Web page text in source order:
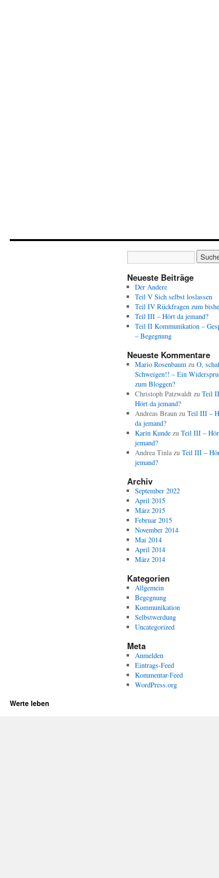
Neueste Beiträge
Der Andere
Teil V Sich selbst loslassen
Teil IV Rückfragen zum
Teil III – Hört da jemand?
Teil II Kommunikation –
– Begegnung
Neueste Kommentare
Mario Rosenbaumzu O,
Schweigen!! – Ein
zum Bloggen?
Christoph Patzwaldtzu Teil
Hört da jemand?
Andreas Braunzu Teil III –
da jemand?
Karin Kundezu Teil III –
jemand?
Andrea Tinlazu Teil III –
jemand?
Archiv
September 2022
April 2015
März 2015
Februar 2015
November 2014
Mai 2014
April 2014
März 2014
Kategorien
Allgemein
Begegnung
Kommunikation
Selbstwerdung
Uncategorized
Meta
Anmelden
Eintrags-Feed
Kommentar-Feed
WordPress.org
Werte leben